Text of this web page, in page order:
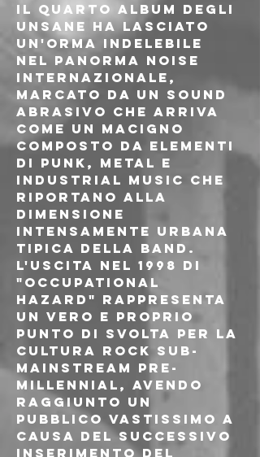
Il quarto album degli
Unsane ha lasciato
un'orma indelebile
nel panorma noise
internazionale,
marcato da un sound
abrasivo che arriva
come un macigno
composto da elementi
di punk, metal e
industrial music che
riportano alla
dimensione
intensamente urbana
tipica della band.
L'uscita nel 1998 di
"Occupational
Hazard" rappresenta
un vero e proprio
punto di svolta per la
cultura rock sub-
mainstream pre-
millennial, avendo
raggiunto un
pubblico vastissimo a
causa del successivo
inserimento del